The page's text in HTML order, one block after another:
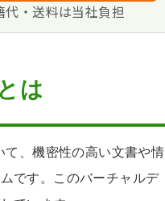
代・送料は当社負担
は
、機密性の高い文書や情
です。このバーチャルデ